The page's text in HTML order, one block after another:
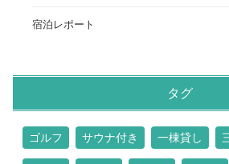
宿泊レポート
タグ
ゴルフ サウナ付き 一棟貸し